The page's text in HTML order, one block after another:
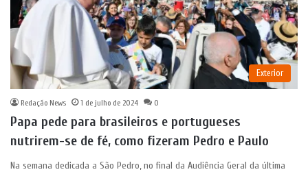
Exterior
Redação News 1 de julho de 2024 0
Papa pede para brasileiros e portugueses
nutrirem-se de fé, como fizeram Pedro e Paulo
Na semana dedicada a São Pedro, no final da Audiência Geral da última